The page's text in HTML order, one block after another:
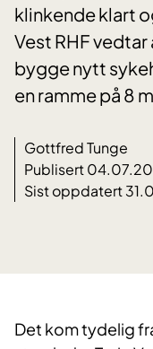
klinkende klart
Vest RHF
bygge nytt
en ramme på 8
Gottfred Tunge
Publisert
Sist oppdatert
​Det kom tydelig